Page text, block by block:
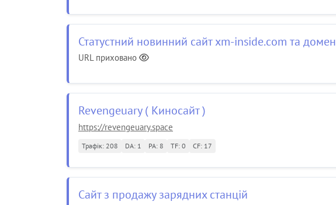
Статустний новинний сайт xm-inside.com та домен
URL приховано
Revengeuary ( Киносайт )
https://revengeuary.space
Трафік: 208 DA: 1 PA: 8 TF: 0 CF: 17
Сайт з продажу зарядних станцій